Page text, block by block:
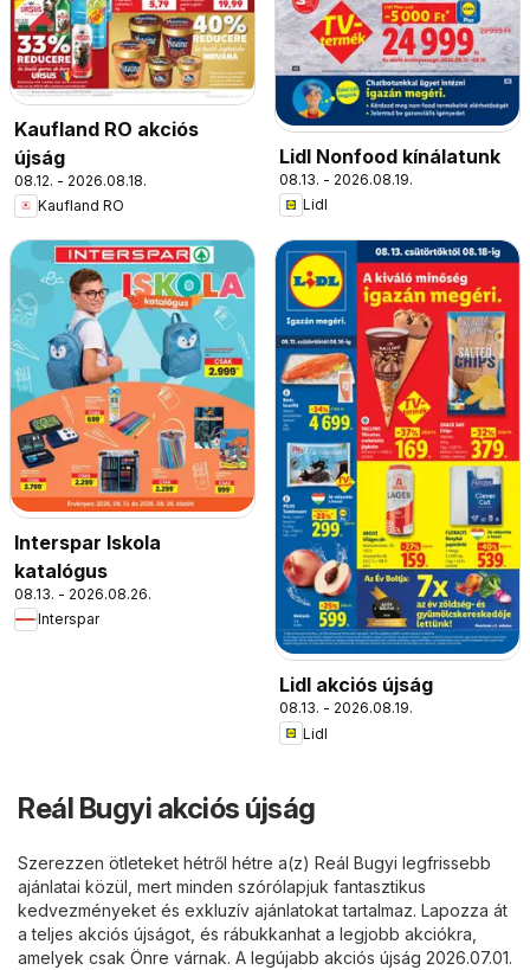
Kaufland RO akciós
újság
08.12. - 2026.08.18.
Kaufland RO
Lidl Nonfood kínálatunk
08.13. - 2026.08.19.
Lidl
Interspar Iskola
katalógus
08.13. - 2026.08.26.
Interspar
Lidl akciós újság
08.13. - 2026.08.19.
Lidl
Reál Bugyi akciós újság
Szerezzen ötleteket hétről hétre a(z) Reál Bugyi legfrissebb
ajánlatai közül, mert minden szórólapjuk fantasztikus
kedvezményeket és exkluzív ajánlatokat tartalmaz. Lapozza át
a teljes akciós újságot, és rábukkanhat a legjobb akciókra,
amelyek csak Önre várnak. A legújabb akciós újság 2026.07.01.